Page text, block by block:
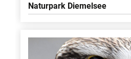
Naturpark Diemelsee